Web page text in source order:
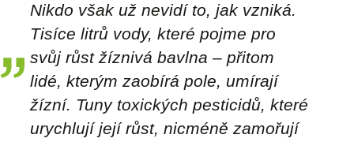
Nikdo však už nevidí to, jak vzniká.
Tisíce litrů vody, které pojme pro
svůj růst žíznivá bavlna – přitom
lidé, kterým zaobírá pole, umírají
žízní. Tuny toxických pesticidů, které
urychlují její růst, nicméně zamořují